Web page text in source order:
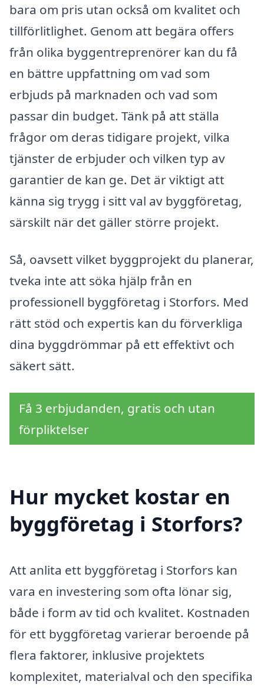
bara om pris utan också om kvalitet och
tillförlitlighet. Genom att begära offers
från olika byggentreprenörer kan du få
en bättre uppfattning om vad som
erbjuds på marknaden och vad som
passar din budget. Tänk på att ställa
frågor om deras tidigare projekt, vilka
tjänster de erbjuder och vilken typ av
garantier de kan ge. Det är viktigt att
känna sig trygg i sitt val av byggföretag,
särskilt när det gäller större projekt.
Så, oavsett vilket byggprojekt du planerar,
tveka inte att söka hjälp från en
professionell byggföretag i Storfors. Med
rätt stöd och expertis kan du förverkliga
dina byggdrömmar på ett effektivt och
säkert sätt.
Få 3 erbjudanden, gratis och utan
förpliktelser
Hur mycket kostar en
byggföretag i Storfors?
Att anlita ett byggföretag i Storfors kan
vara en investering som ofta lönar sig,
både i form av tid och kvalitet. Kostnaden
för ett byggföretag varierar beroende på
flera faktorer, inklusive projektets
komplexitet, materialval och den specifika